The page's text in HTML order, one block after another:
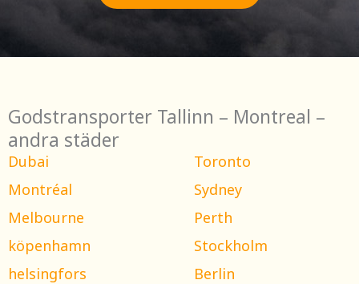
Godstransporter Tallinn – Montreal –
andra städer
Dubai
Toronto
Montréal
Sydney
Melbourne
Perth
köpenhamn
Stockholm
helsingfors
Berlin